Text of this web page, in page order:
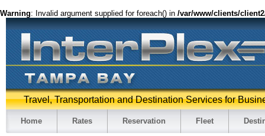
Warning: Invalid argument supplied for foreach() in /var/www/clients/
Travel, Transportation and Destination Services for
Home Rates Reservation Fleet